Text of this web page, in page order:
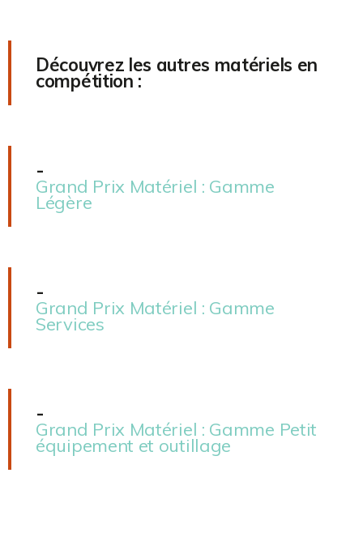
Découvrez les autres matériels en
compétition :
-
Grand Prix Matériel : Gamme
Légère
-
Grand Prix Matériel : Gamme
Services
-
Grand Prix Matériel : Gamme Petit
équipement et outillage